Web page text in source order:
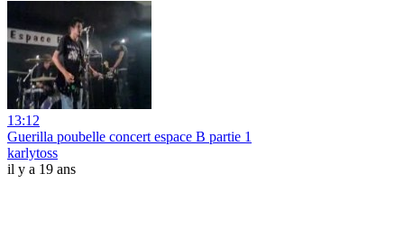
13:12
Guerilla poubelle concert espace B partie 1
karlytoss
il y a 19 ans